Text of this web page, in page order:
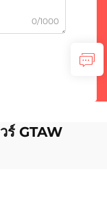
0/1000
ร์ GTAW